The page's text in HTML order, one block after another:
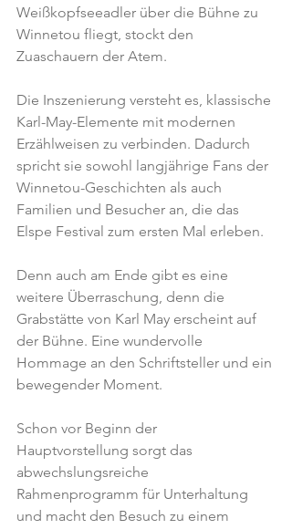
Weißkopfseeadler über die Bühne zu
Winnetou fliegt, stockt den
Zuaschauern der Atem.
Die Inszenierung versteht es, klassische
Karl-May-Elemente mit modernen
Erzählweisen zu verbinden. Dadurch
spricht sie sowohl langjährige Fans der
Winnetou-Geschichten als auch
Familien und Besucher an, die das
Elspe Festival zum ersten Mal erleben.
Denn auch am Ende gibt es eine
weitere Überraschung, denn die
Grabstätte von Karl May erscheint auf
der Bühne. Eine wundervolle
Hommage an den Schriftsteller und ein
bewegender Moment.
Schon vor Beginn der
Hauptvorstellung sorgt das
abwechslungsreiche
Rahmenprogramm für Unterhaltung
und macht den Besuch zu einem